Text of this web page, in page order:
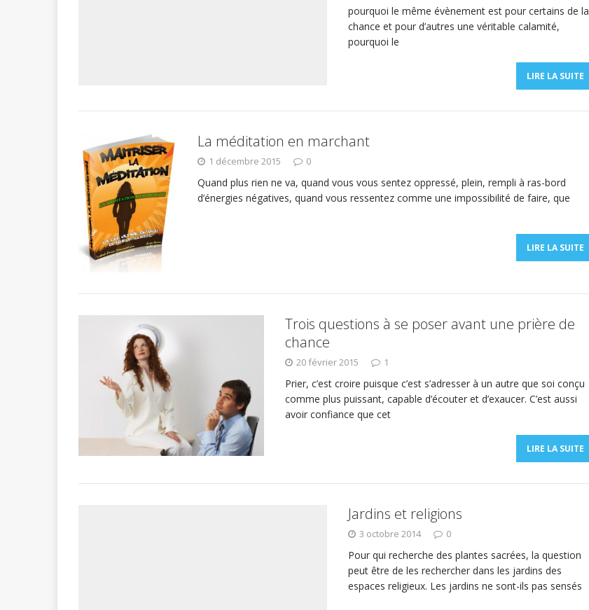
pourquoi le même évènement est pour certains de la
chance et pour d’autres une véritable calamité,
pourquoi le
LIRE LA SUITE
La méditation en marchant
1 décembre 2015 0
Quand plus rien ne va, quand vous vous sentez oppressé, plein, rempli à ras-bord
d’énergies négatives, quand vous ressentez comme une impossibilité de faire, que
LIRE LA SUITE
Trois questions à se poser avant une prière de
chance
20 février 2015 1
Prier, c’est croire puisque c’est s’adresser à un autre que soi conçu
comme plus puissant, capable d’écouter et d’exaucer. C’est aussi
avoir confiance que cet
LIRE LA SUITE
Jardins et religions
3 octobre 2014 0
Pour qui recherche des plantes sacrées, la question
peut être de les rechercher dans les jardins des
espaces religieux. Les jardins ne sont-ils pas sensés